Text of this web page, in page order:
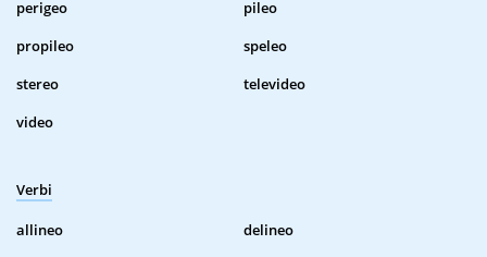
perigeo
pileo
propileo
speleo
stereo
televideo
video
Verbi
allineo
delineo